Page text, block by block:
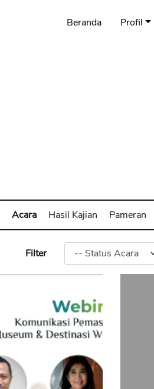
Beranda Profil
Acara Hasil Kajian Pameran
Filter